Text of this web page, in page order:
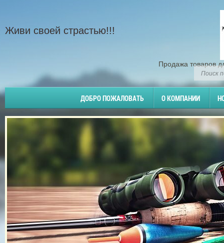
Живи своей страстью!!!
Продажа товаров
ДОБРО ПОЖАЛОВАТЬ О КОМПАНИИ